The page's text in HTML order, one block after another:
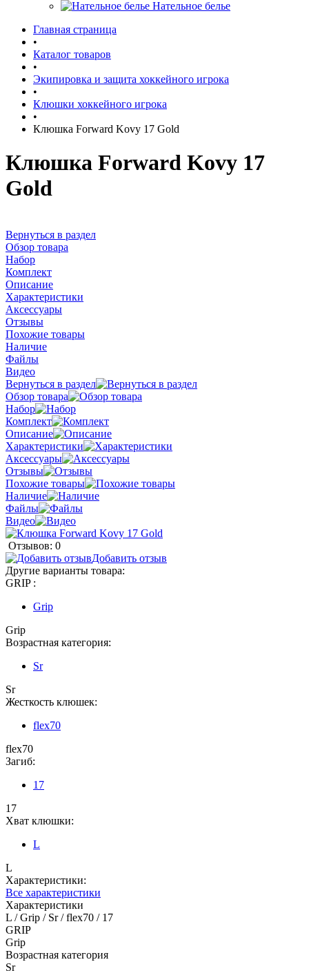
Нательное белье
Главная страница
•
Каталог товаров
•
Экипировка и защита хоккейного игрока
•
Клюшки хоккейного игрока
•
Клюшка Forward Kovy 17 Gold
Клюшка Forward Kovy 17
Gold
Вернуться в раздел
Обзор товара
Набор
Комплект
Описание
Характеристики
Аксессуары
Отзывы
Похожие товары
Наличие
Файлы
Видео
Вернуться в раздел
Обзор товара
Набор
Комплект
Описание
Характеристики
Аксессуары
Отзывы
Похожие товары
Наличие
Файлы
Видео
Отзывов: 0
Добавить отзыв
Другие варианты товара:
GRIP :
Grip
Grip
Возрастная категория:
Sr
Sr
Жесткость клюшек:
flex70
flex70
Загиб:
17
17
Хват клюшки:
L
L
Характеристики:
Все характеристики
Характеристики
L / Grip / Sr / flex70 / 17
GRIP
Grip
Возрастная категория
Sr